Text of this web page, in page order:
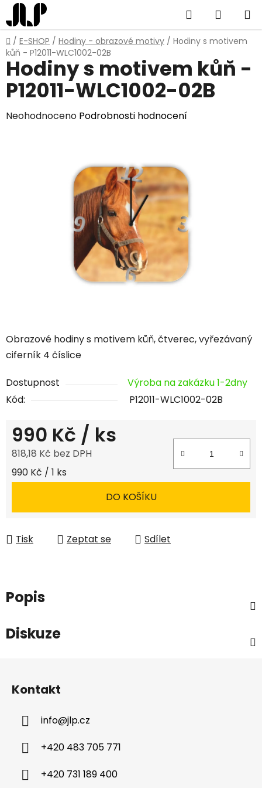
Přejít
na
obsah
Hledat
KOŠÍK
Domů
/ E-SHOP / Hodiny - obrazové motivy / Hodiny s motivem
kůň - P12011-WLC1002-02B
Obrazové hodiny s motivem kůň, čtverec, vyřezávaný
ciferník 4 číslice
Dostupnost
Výroba na zakázku 1-2dny
Kód:
P12011-WLC1002-02B
990 Kč / ks
818,18 Kč bez DPH
Měrná cena:
990 Kč / 1 ks
DO KOŠÍKU
Tisk Zeptat se Sdílet
Hodiny s motivem kůň -
P12011-WLC1002-02B
Průměrné
Neohodnoceno Podrobnosti hodnocení
Popis
Diskuze
Kontakt
info@jlp.cz
+420 483 705 771
+420 731 189 400